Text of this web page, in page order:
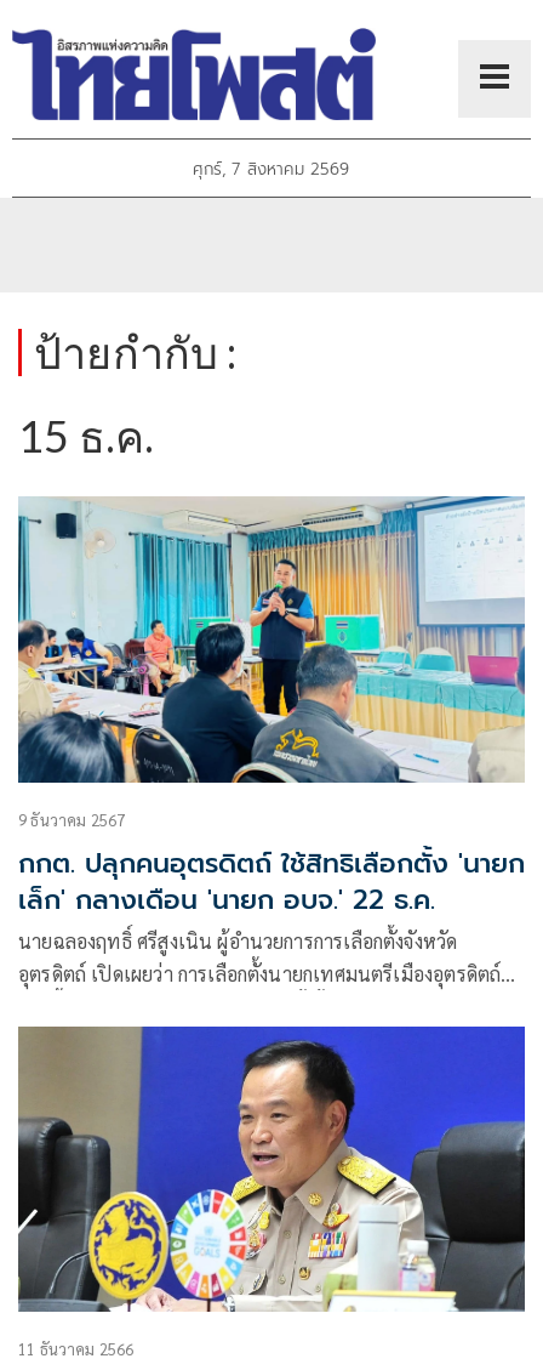
ศุกร์, 7 สิงหาคม 2569
ป้ายกำกับ :
15 ธ.ค.
9 ธันวาคม 2567
กกต. ปลุกคนอุตรดิตถ์ ใช้สิทธิเลือกตั้ง 'นายก
เล็ก' กลางเดือน 'นายก อบจ.' 22 ธ.ค.
นายฉลองฤทธิ์ ศรีสูงเนิน ผู้อำนวยการการเลือกตั้งจังหวัด
อุตรดิตถ์ เปิดเผยว่า การเลือกตั้งนายกเทศมนตรีเมืองอุตรดิตถ์
น. โดยมีผู้ลงสมัครรับเลือกตั้งเพียง 1 คน
11 ธันวาคม 2566